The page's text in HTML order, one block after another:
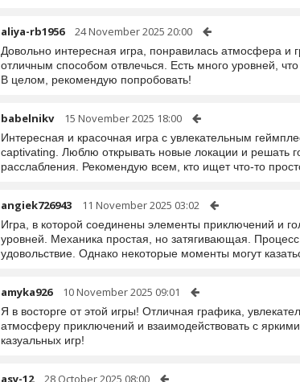
aliya-rb1956 24 November 2025 20:00
Довольно интересная игра, понравилась атмосфера
отличным способом отвлечься. Есть много уровней,
В целом, рекомендую попробовать!
babelnikv 15 November 2025 18:00
Интересная и красочная игра с увлекательным
captivating. Люблю открывать новые локации и решать
расслабления. Рекомендую всем, кто ищет что-то
angiek726943 11 November 2025 03:02
Игра, в которой соединены элементы приключений и
уровней. Механика простая, но затягивающая.
удовольствие. Однако некоторые моменты могут
amyka926 10 November 2025 09:01
Я в восторге от этой игры! Отличная графика,
атмосферу приключений и взаимодействовать с
казуальных игр!
asy-12 28 October 2025 08:00